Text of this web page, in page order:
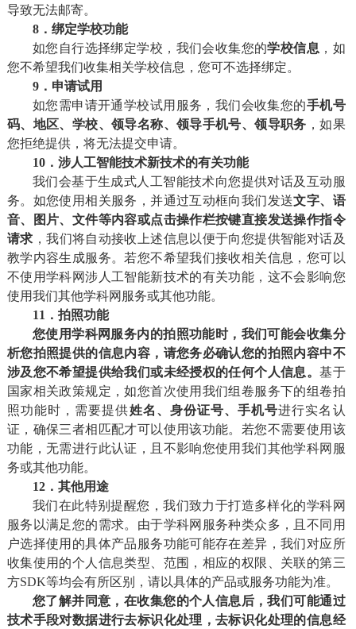
导致无法邮寄。
8．绑定学校功能
如您自行选择绑定学校，我们会收集您的学校信息 ，如
您不希望我们收集相关学校信息，您可不选择绑定。
9．申请试用
如您需申请开通学校试用服务，我们会收集您的手机号
码、地区、学校、领导名称、领导手机号、领导职务 ，如果
您拒绝提供，将无法提交申请。
10．涉人工智能技术新技术的有关功能
我们会基于生成式人工智能技术向您提供对话及互动服
务。如您使用相关服务，并通过互动框向我们发送文字、语
音、图片、文件等内容或点击操作栏按键直接发送操作指令
请求 ，我们将自动接收上述信息以便于向您提供智能对话及
教学内容生成服务。若您不希望我们接收相关信息，您可以
不使用学科网涉人工智能新技术的有关功能，这不会影响您
使用我们其他学科网服务或其他功能。
11．拍照功能
您使用学科网服务内的拍照功能时，我们可能会收集分
析您拍照提供的信息内容，请您务必确认您的拍照内容中不
涉及您不希望提供给我们或未经授权的任何个人信息。基于
国家相关政策规定，如您首次使用我们组卷服务下的组卷拍
照功能时，需要提供姓名、身份证号、手机号进行实名认
证，确保三者相匹配才可以使用该功能。若您不需要使用该
功能，无需进行此认证，且不影响您使用我们其他学科网服
务或其他功能。
12．其他用途
我们在此特别提醒您，我们致力于打造多样化的学科网
服务以满足您的需求。由于学科网服务种类众多，且不同用
户选择使用的具体产品服务功能可能存在差异，我们对应所
收集使用的个人信息类型、范围，相应的权限、关联的第三
方SDK等均会有所区别，请以具体的产品或服务功能为准。
您了解并同意，在收集您的个人信息后，我们可能通过
技术手段对数据进行去标识化处理，去标识化处理的信息经